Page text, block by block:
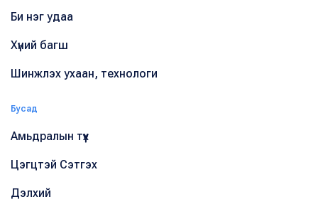
Би нэг удаа
Хүний багш
Шинжлэх ухаан, технологи
Бусад
Амьдралын түүх
Цэгцтэй Сэтгэх
Дэлхий